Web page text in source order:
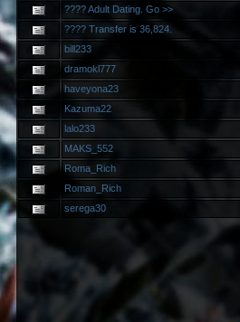
???? Adult Dating. Go >>
???? Transfer is 36,824.
bill233
dramokl777
haveyona23
Kazuma22
lalo233
MAKS_552
Roma_Rich
Roman_Rich
serega30